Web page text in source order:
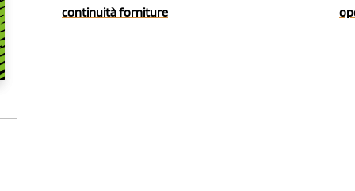
continuità forniture